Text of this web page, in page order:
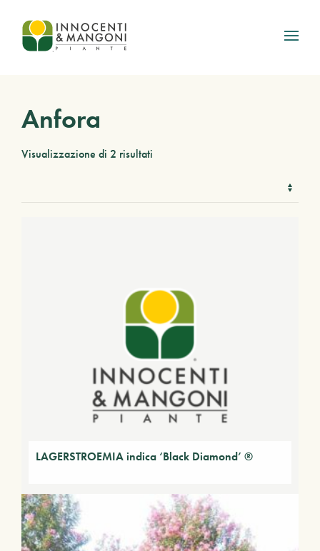
Skip to main content
Anfora
Visualizzazione di 2 risultati
LAGERSTROEMIA indica ‘Black Diamond’ ®